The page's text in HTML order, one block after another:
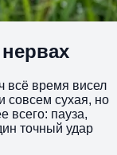
всё время висел
совсем сухая, но
всего: пауза,
точный удар